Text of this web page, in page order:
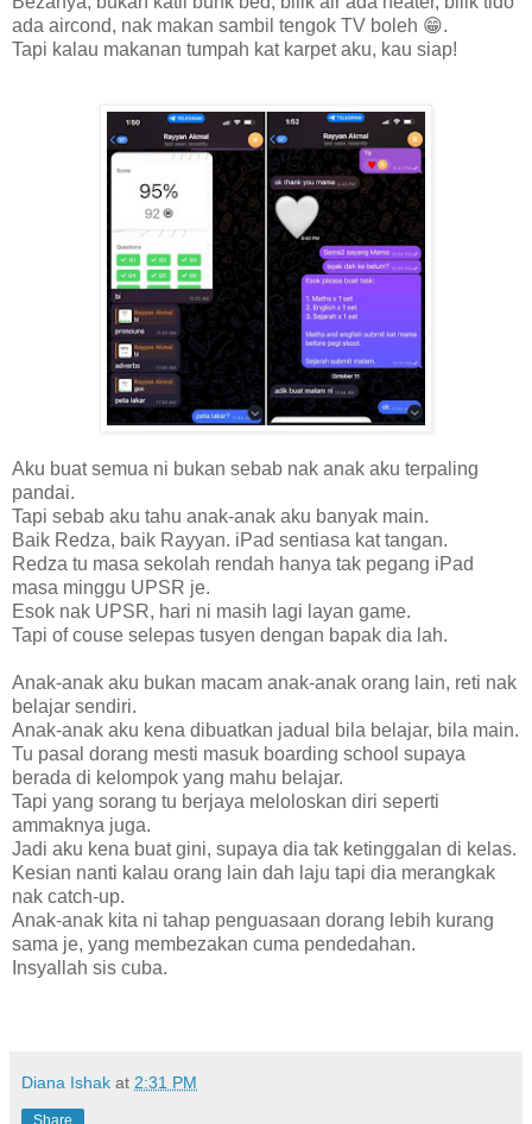
ada aircond, nak makan sambil tengok TV boleh 😁.
Tapi kalau makanan tumpah kat karpet aku, kau siap!
Aku buat semua ni bukan sebab nak anak aku terpaling
pandai.
Tapi sebab aku tahu anak-anak aku banyak main.
Baik Redza, baik Rayyan. iPad sentiasa kat tangan.
Redza tu masa sekolah rendah hanya tak pegang iPad
masa minggu UPSR je.
Esok nak UPSR, hari ni masih lagi layan game.
Tapi of couse selepas tusyen dengan bapak dia lah.
Anak-anak aku bukan macam anak-anak orang lain, reti nak
belajar sendiri.
Anak-anak aku kena dibuatkan jadual bila belajar, bila main.
Tu pasal dorang mesti masuk boarding school supaya
berada di kelompok yang mahu belajar.
Tapi yang sorang tu berjaya meloloskan diri seperti
ammaknya juga.
Jadi aku kena buat gini, supaya dia tak ketinggalan di kelas.
Kesian nanti kalau orang lain dah laju tapi dia merangkak
nak catch-up.
Anak-anak kita ni tahap penguasaan dorang lebih kurang
sama je, yang membezakan cuma pendedahan.
Insyallah sis cuba.
Diana Ishak at 2:31 PM
Share